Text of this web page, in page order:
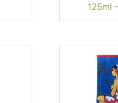
125ml